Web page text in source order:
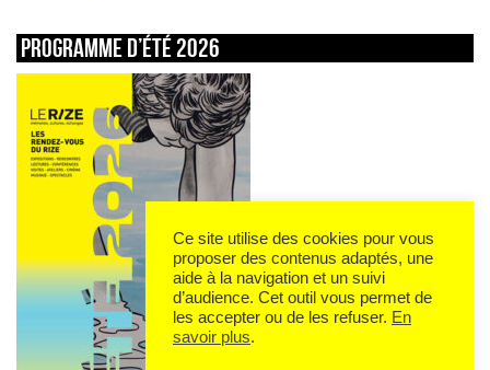
Programme d’été 2026
Ce site utilise des cookies pour vous
proposer des contenus adaptés, une
aide à la navigation et un suivi
d’audience. Cet outil vous permet de
les accepter ou de les refuser. En
savoir plus.